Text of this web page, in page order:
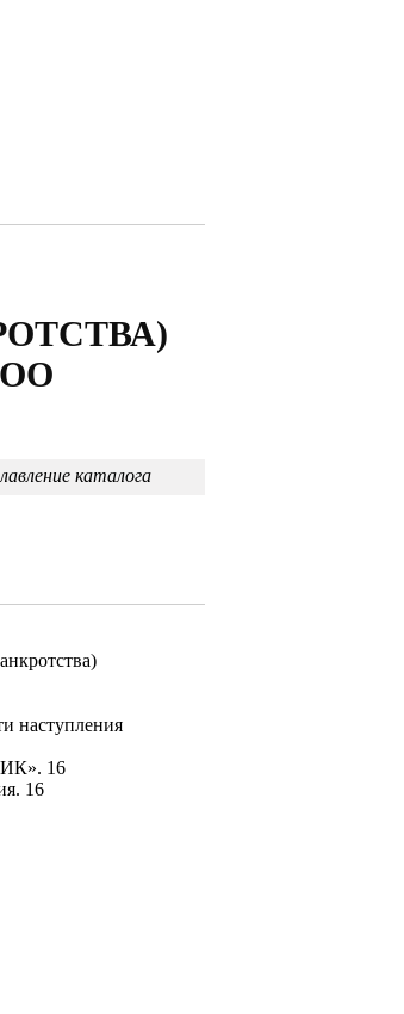
каталога
наступления
16
16